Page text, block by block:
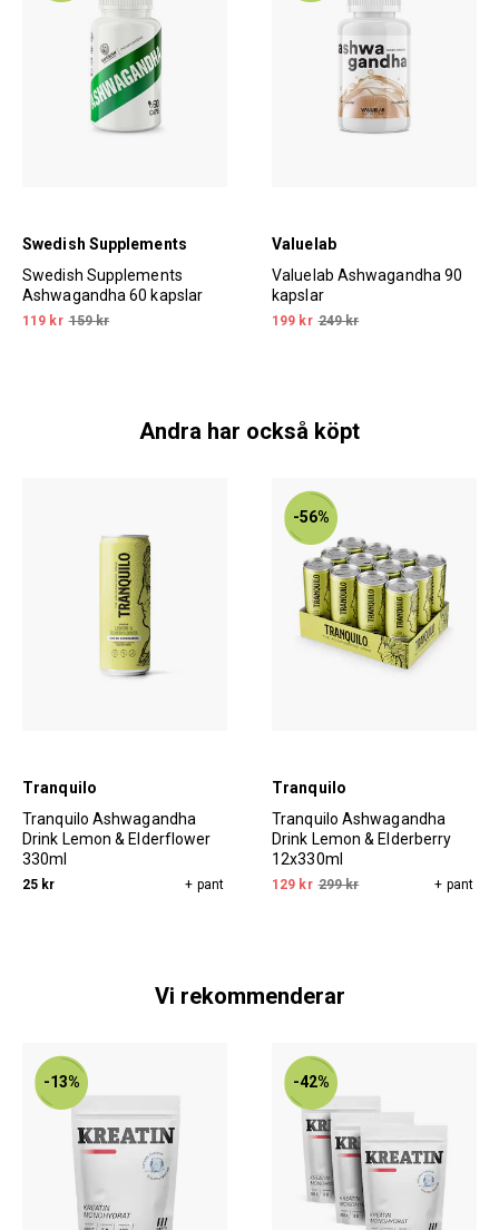
Swedish Supplements
Swedish Supplements
Ashwagandha 60 kapslar
119 kr 159 kr
Valuelab
Valuelab Ashwagandha 90
kapslar
199 kr 249 kr
Andra har också köpt
Tranquilo
Tranquilo Ashwagandha
Drink Lemon & Elderflower
330ml
25 kr + pant
-56%
Tranquilo
Tranquilo Ashwagandha
Drink Lemon & Elderberry
12x330ml
129 kr 299 kr + pant
Vi rekommenderar
-13% -42%